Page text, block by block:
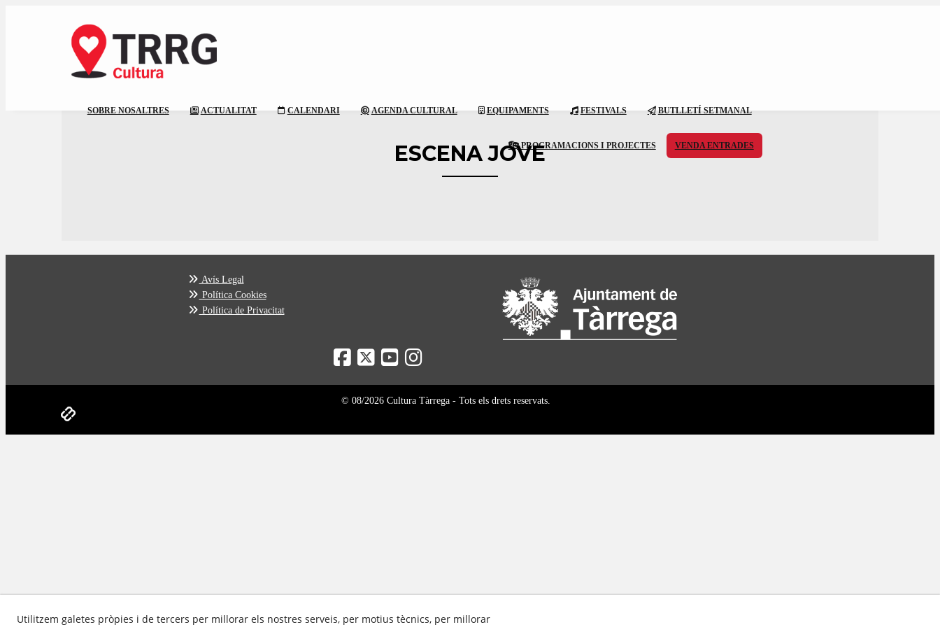
SOBRE NOSALTRES ACTUALITAT CALENDARI AGENDA CULTURAL EQUIPAMENTS FESTIVALS BUTLLETÍ SETMANAL
PROGRAMACIONS I PROJECTES VENDA ENTRADES
ESCENA JOVE
Avís Legal
Política Cookies
Política de Privacitat
© 08/2026 Cultura Tàrrega - Tots els drets reservats.
Utilitzem galetes pròpies i de tercers per millorar els nostres serveis, per motius tècnics, per millorar